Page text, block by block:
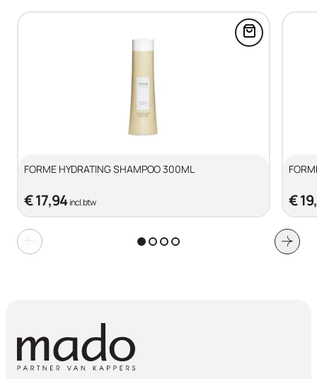
Acid.
Voeg
FORME HYDRATING SHAMPOO 300ML
€ 17,94incl. btw €